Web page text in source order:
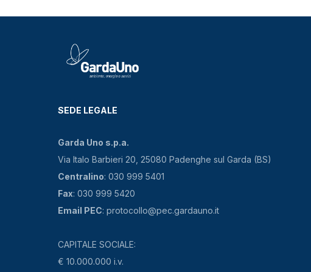
SEDE LEGALE
Garda Uno s.p.a.
Via Italo Barbieri 20, 25080 Padenghe sul Garda (BS)
Centralino: 030 999 5401
Fax: 030 999 5420
Email PEC: protocollo@pec.gardauno.it
CAPITALE SOCIALE:
€ 10.000.000 i.v.